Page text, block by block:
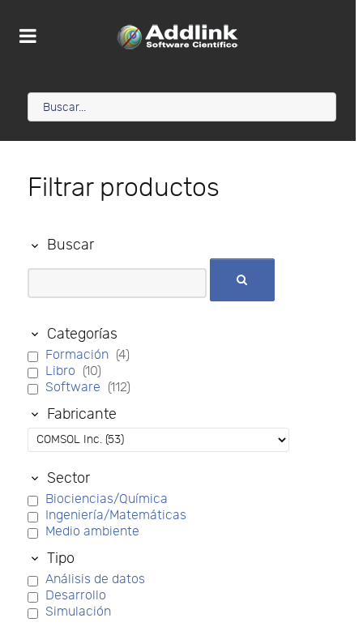
Filtrar productos
Buscar
Categorías
Formación (4)
Libro (10)
Software (112)
Fabricante
Sector
Biociencias/Química
Ingeniería/Matemáticas
Medio ambiente
Tipo
Análisis de datos
Desarrollo
Simulación